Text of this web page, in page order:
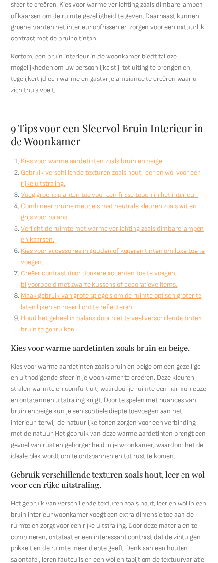
sfeer te creëren. Kies voor warme verlichting zoals dimbare lampen
of kaarsen om de ruimte gezelligheid te geven. Daarnaast kunnen
groene planten het interieur opfrissen en zorgen voor een natuurlijk
contrast met de bruine tinten.
Kortom, een bruin interieur in de woonkamer biedt talloze
mogelijkheden om uw persoonlijke stijl tot uiting te brengen en
tegelijkertijd een warme en gastvrije ambiance te creëren waar u
zich thuis voelt.
9 Tips voor een Sfeervol Bruin Interieur in
de Woonkamer
Kies voor warme aardetinten zoals bruin en beige.
Gebruik verschillende texturen zoals hout, leer en wol voor een
rijke uitstraling.
Voeg groene planten toe voor een frisse touch in het interieur.
Combineer bruine meubels met neutrale kleuren zoals wit en
grijs voor balans.
Verlicht de ruimte met warme verlichting zoals dimbare lampen
en kaarsen.
Kies voor accessoires in gouden of koperen tinten om luxe toe te
voegen.
Creëer contrast door donkere accenten toe te voegen,
bijvoorbeeld met zwarte kussens of decoratieve items.
Maak gebruik van grote spiegels om de ruimte optisch groter te
laten lijken en meer licht te reflecteren.
Houd het geheel in balans door niet te veel verschillende tinten
bruin te gebruiken.
Kies voor warme aardetinten zoals bruin en beige.
Kies voor warme aardetinten zoals bruin en beige om een gezellige
en uitnodigende sfeer in je woonkamer te creëren. Deze kleuren
stralen warmte en comfort uit, waardoor je ruimte een harmonieuze
en ontspannen uitstraling krijgt. Door te spelen met nuances van
bruin en beige kun je een subtiele diepte toevoegen aan het
interieur, terwijl de natuurlijke tonen zorgen voor een verbinding
met de natuur. Het gebruik van deze warme aardetinten brengt een
gevoel van rust en geborgenheid in je woonkamer, waardoor het de
ideale plek wordt om te ontspannen en tot rust te komen.
Gebruik verschillende texturen zoals hout, leer en wol
voor een rijke uitstraling.
Het gebruik van verschillende texturen zoals hout, leer en wol in een
bruin interieur woonkamer voegt een extra dimensie toe aan de
ruimte en zorgt voor een rijke uitstraling. Door deze materialen te
combineren, ontstaat er een interessant contrast dat de zintuigen
prikkelt en de ruimte meer diepte geeft. Denk aan een houten
salontafel, leren fauteuils en een wollen tapijt om de textuurvariatie